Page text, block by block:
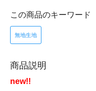
この商品のキーワード
無地生地
商品説明
new!!